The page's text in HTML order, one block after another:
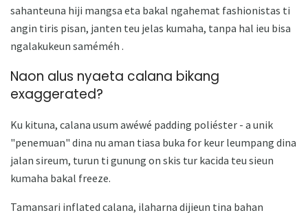
sahanteuna hiji mangsa eta bakal ngahemat fashionistas ti
angin tiris pisan, janten teu jelas kumaha, tanpa hal ieu bisa
ngalakukeun saméméh .
Naon alus nyaeta calana bikang
exaggerated?
Ku kituna, calana usum awéwé padding poliéster - a unik
"penemuan" dina nu aman tiasa buka for keur leumpang dina
jalan sireum, turun ti gunung on skis tur kacida teu sieun
kumaha bakal freeze.
Tamansari inflated calana, ilaharna dijieun tina bahan